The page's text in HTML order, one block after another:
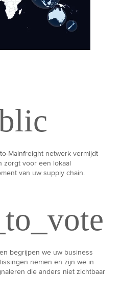
Mainfreight netwerk vermijdt
zorgt voor een lokaal
van uw supply chain.
begrijpen we uw business
nemen en zijn we in
die anders niet zichtbaar